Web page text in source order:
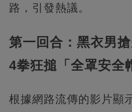
路，引發熱議。
第一回合：黑衣男
4拳狂搥「全罩安全
根據網路流傳的影片顯